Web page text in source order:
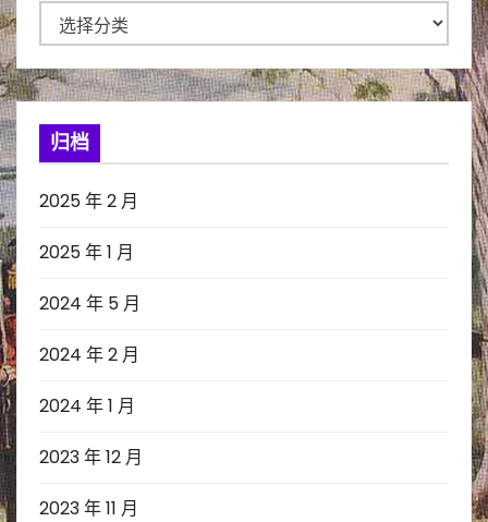
类
归档
2025 年 2 月
2025 年 1 月
2024 年 5 月
2024 年 2 月
2024 年 1 月
2023 年 12 月
2023 年 11 月